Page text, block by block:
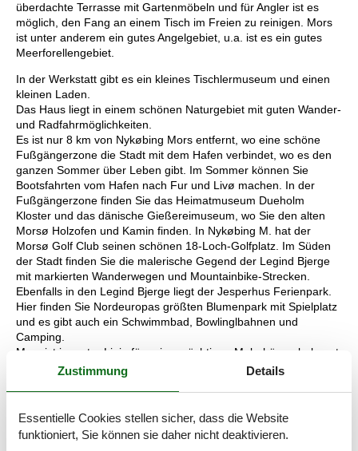
überdachte Terrasse mit Gartenmöbeln und für Angler ist es
möglich, den Fang an einem Tisch im Freien zu reinigen. Mors
ist unter anderem ein gutes Angelgebiet, u.a. ist es ein gutes
Meerforellengebiet.
In der Werkstatt gibt es ein kleines Tischlermuseum und einen
kleinen Laden.
Das Haus liegt in einem schönen Naturgebiet mit guten Wander-
und Radfahrmöglichkeiten.
Es ist nur 8 km von Nykøbing Mors entfernt, wo eine schöne
Fußgängerzone die Stadt mit dem Hafen verbindet, wo es den
ganzen Sommer über Leben gibt. Im Sommer können Sie
Bootsfahrten vom Hafen nach Fur und Livø machen. In der
Fußgängerzone finden Sie das Heimatmuseum Dueholm
Kloster und das dänische Gießereimuseum, wo Sie den alten
Morsø Holzofen und Kamin finden. In Nykøbing M. hat der
Morsø Golf Club seinen schönen 18-Loch-Golfplatz. Im Süden
der Stadt finden Sie die malerische Gegend der Legind Bjerge
mit markierten Wanderwegen und Mountainbike-Strecken.
Ebenfalls in den Legind Bjerge liegt der Jesperhus Ferienpark.
Hier finden Sie Nordeuropas größten Blumenpark mit Spielplatz
und es gibt auch ein Schwimmbad, Bowlinglbahnen und
Camping.
Mors ist in erster Linie für seine mächtigen Molarhänge bekannt,
die sich hoch über der Küste des nördlichen Teils der Insel
Molarmuseum zu sehen, die die etwa 55 Millionen Jahre alte
Geschichte erzählen. Von hier aus können Sie eine schöne
Wanderung durch das Landwirtschaftsmuseum Skarregaard
Zustimmung Details
Essentielle Cookies stellen sicher, dass die Website
funktioniert, Sie können sie daher nicht deaktivieren.